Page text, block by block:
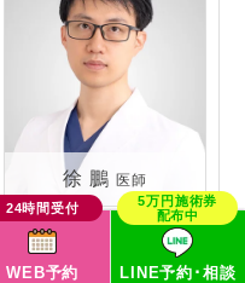
徐 鵬 医師
で予約
WEB予約 LINE予約･相談